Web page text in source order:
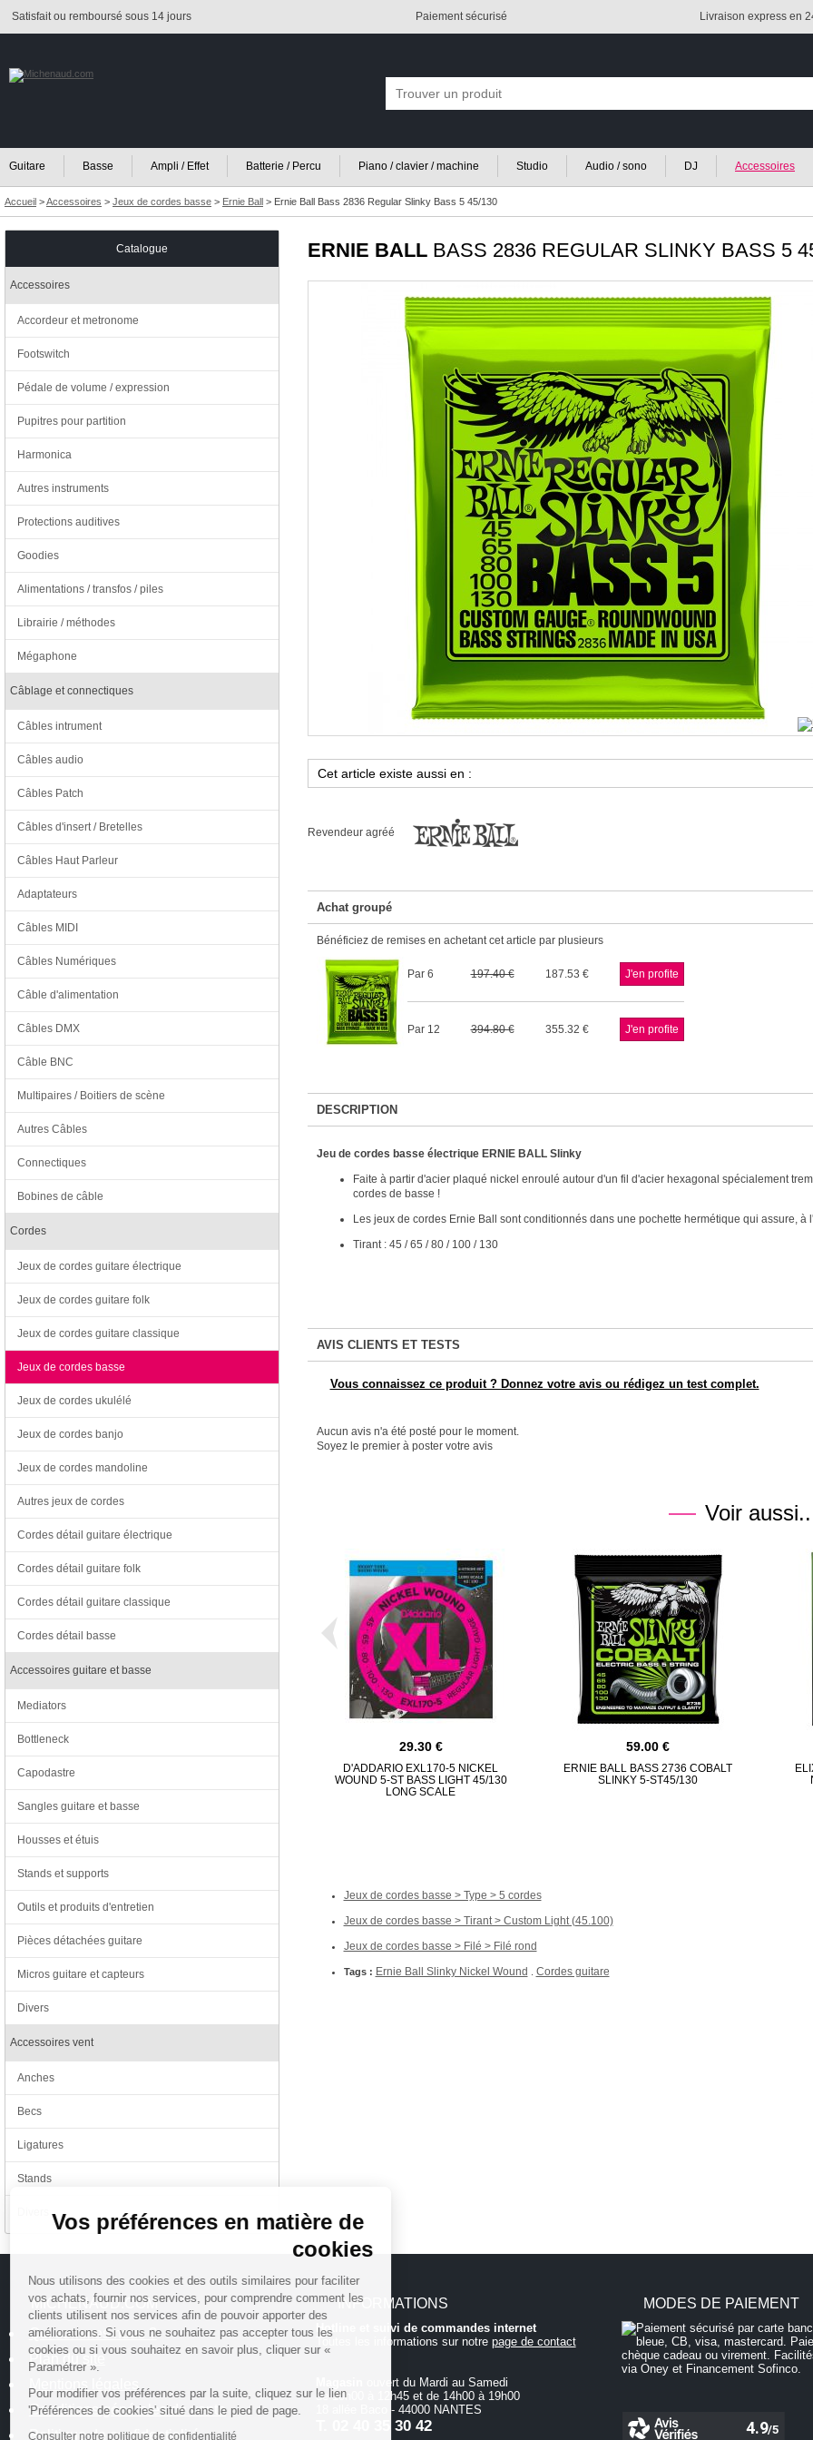
Continuer sans accepter
Vos préférences en matière de
cookies
Nous utilisons des cookies et des outils similaires pour faciliter
vos achats, fournir nos services, pour comprendre comment les
clients utilisent nos services afin de pouvoir apporter des
améliorations. Si vous ne souhaitez pas accepter tous les
cookies ou si vous souhaitez en savoir plus, cliquer sur «
Paramétrer ».
Pour modifier vos préférences par la suite, cliquez sur le lien
'Préférences de cookies' situé dans le pied de page.
Consulter notre politique de confidentialité
Satisfait ou remboursé sous 14 jours Paiement sécurisé Livraison express en
Guitare Basse Ampli / Effet Batterie / Percu Piano / clavier / machine Studio Audio / sono DJ Accessoires
Accueil >Accessoires > Jeux de cordes basse > Ernie Ball > Ernie Ball Bass 2836 Regular Slinky Bass 5 45/130
ERNIE BALLBASS 2836 REGULAR SLINKY BASS 5
Revendeur agréé
Achat groupé
Bénéficiez de remises en achetant cet article par plusieurs
Par 6 197.40 187.53
Par 12 394.80 355.32
DESCRIPTION
Jeu de cordes basse électrique ERNIE BALL Slinky
Faite à partir d'acier plaqué nickel enroulé autour d'un fil d'acier hexagonal spécialement
cordes de basse !
Les jeux de cordes Ernie Ball sont conditionnés dans une pochette hermétique qui assure,
Tirant : 45 / 65 / 80 / 100 / 130
AVIS CLIENTS ET TESTS
Vous connaissez ce produit ? Donnez votre avis ou rédigez un test complet.
Aucun avis n'a été posté pour le moment.
Soyez le premier à poster votre avis
Voir
29.30
D'ADDARIO EXL170-5 NICKEL
WOUND 5-ST BASS LIGHT 45/130
LONG SCALE
59.00
ERNIE BALL BASS 2736 COBALT
SLINKY 5-ST45/130
Jeux de cordes basse > Type > 5 cordes
Jeux de cordes basse > Tirant > Custom Light (45.100)
Jeux de cordes basse > Filé > Filé rond
Tags : Ernie Ball Slinky Nickel Wound Cordes guitare
Catalogue
Accessoires
Accordeur et metronome
Footswitch
Pédale de volume / expression
Pupitres pour partition
Harmonica
Autres instruments
Protections auditives
Goodies
Alimentations / transfos / piles
Librairie / méthodes
Mégaphone
Câblage et connectiques
Câbles intrument
Câbles audio
Câbles Patch
Câbles d'insert / Bretelles
Câbles Haut Parleur
Adaptateurs
Câbles MIDI
Câbles Numériques
Câble d'alimentation
Câbles DMX
Câble BNC
Multipaires / Boitiers de scène
Autres Câbles
Connectiques
Bobines de câble
Cordes
Jeux de cordes guitare électrique
Jeux de cordes guitare folk
Jeux de cordes guitare classique
Jeux de cordes basse
Jeux de cordes ukulélé
Jeux de cordes banjo
Jeux de cordes mandoline
Autres jeux de cordes
Cordes détail guitare électrique
Cordes détail guitare folk
Cordes détail guitare classique
Cordes détail basse
Accessoires guitare et basse
Mediators
Bottleneck
Capodastre
Sangles guitare et basse
Housses et étuis
Stands et supports
Outils et produits d'entretien
Pièces détachées guitare
Micros guitare et capteurs
Divers
Accessoires vent
Anches
Becs
Ligatures
Stands
MICHENAUD.COM
Qui sommes nous ?
Plan du site
Conditions générales de vente
Politique de confidentialité
INFORMATIONS
Hotline et suivi de commandes internet
Toutes les informations sur notre page de contact
ouvert du Mardi au Samedi
de 10h00 à 12h45 et de 14h00 à 19h00
18 allée Baco - 44000 NANTES
02 40 35 30 42
MODES DE PAIEMENT